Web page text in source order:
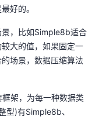
好的。
，比如Simple8b适合
大的值，如果固定一
场景，数据压缩算法
架，为每一种数据类
型)有Simple8b、